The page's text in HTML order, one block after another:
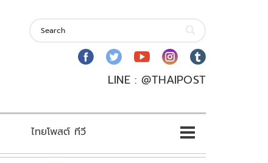
LINE : @THAIPOST
ไทยโพสต์ ทีวี